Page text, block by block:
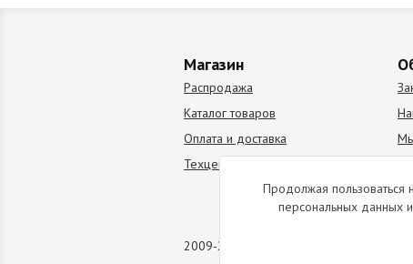
Магазин
Распродажа
Каталог товаров
Оплата и доставка
Техцентр
2009-2026 © Все права защищены.
Продолжая пользоваться
персональных данных